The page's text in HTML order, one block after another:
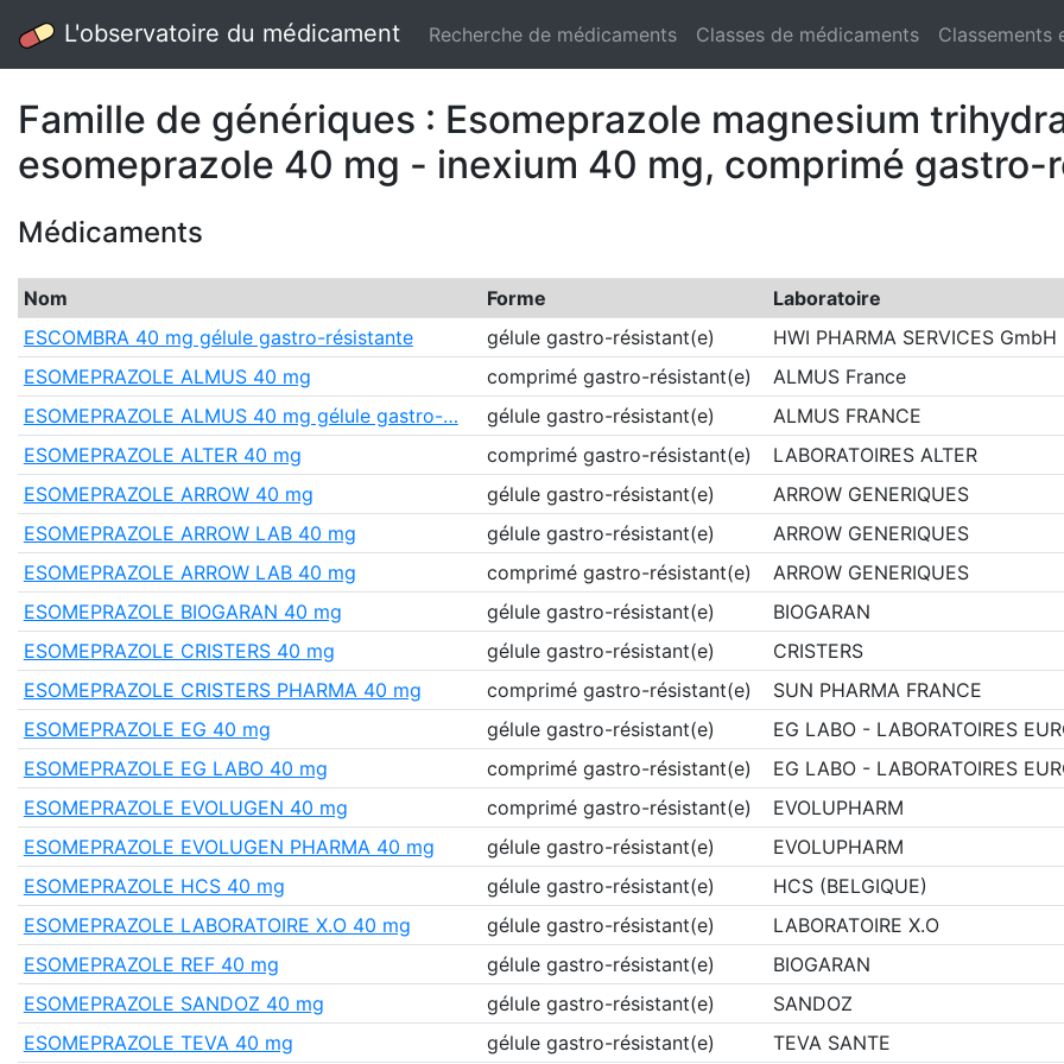
L'observatoire du médicament Recherche de médicaments Classes de médicaments Classements
Famille de génériques : Esomeprazole magnesium
esomeprazole 40 mg - inexium 40 mg, comprimé gastro-
Médicaments
Nom Forme
Laboratoire
ESCOMBRA 40 mg gélule gastro-résistante
gélule gastro-résistant(e)
HWI PHARMA SERVICES GmbH
ESOMEPRAZOLE ALMUS 40 mg
comprimé gastro-résistant(e)
ALMUS France
ESOMEPRAZOLE ALMUS 40 mg gélule gastro-…
gélule gastro-résistant(e)
ALMUS FRANCE
ESOMEPRAZOLE ALTER 40 mg
comprimé gastro-résistant(e)
LABORATOIRES ALTER
ESOMEPRAZOLE ARROW 40 mg
gélule gastro-résistant(e)
ARROW GENERIQUES
ESOMEPRAZOLE ARROW LAB 40 mg
gélule gastro-résistant(e)
ARROW GENERIQUES
ESOMEPRAZOLE ARROW LAB 40 mg
comprimé gastro-résistant(e)
ARROW GENERIQUES
ESOMEPRAZOLE BIOGARAN 40 mg
gélule gastro-résistant(e)
BIOGARAN
ESOMEPRAZOLE CRISTERS 40 mg
gélule gastro-résistant(e)
CRISTERS
ESOMEPRAZOLE CRISTERS PHARMA 40 mg
comprimé gastro-résistant(e)
SUN PHARMA FRANCE
ESOMEPRAZOLE EG 40 mg
gélule gastro-résistant(e)
EG LABO - LABORATOIRES
ESOMEPRAZOLE EG LABO 40 mg
comprimé gastro-résistant(e)
EG LABO - LABORATOIRES
ESOMEPRAZOLE EVOLUGEN 40 mg
comprimé gastro-résistant(e)
EVOLUPHARM
ESOMEPRAZOLE EVOLUGEN PHARMA 40 mg
gélule gastro-résistant(e)
EVOLUPHARM
ESOMEPRAZOLE HCS 40 mg
gélule gastro-résistant(e)
HCS (BELGIQUE)
ESOMEPRAZOLE LABORATOIRE X.O 40 mg
gélule gastro-résistant(e)
LABORATOIRE X.O
ESOMEPRAZOLE REF 40 mg
gélule gastro-résistant(e)
BIOGARAN
ESOMEPRAZOLE SANDOZ 40 mg
gélule gastro-résistant(e)
SANDOZ
ESOMEPRAZOLE TEVA 40 mg
gélule gastro-résistant(e) TEVA SANTE